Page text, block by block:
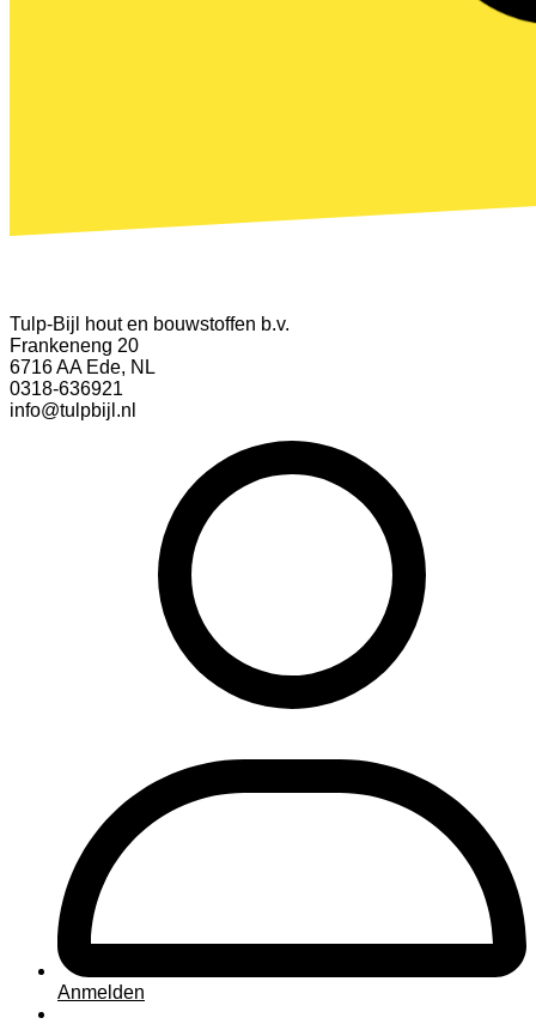
Tulp-Bijl hout en bouwstoffen b.v.
Frankeneng 20
6716 AA Ede, NL
0318-636921
info@tulpbijl.nl
Anmelden